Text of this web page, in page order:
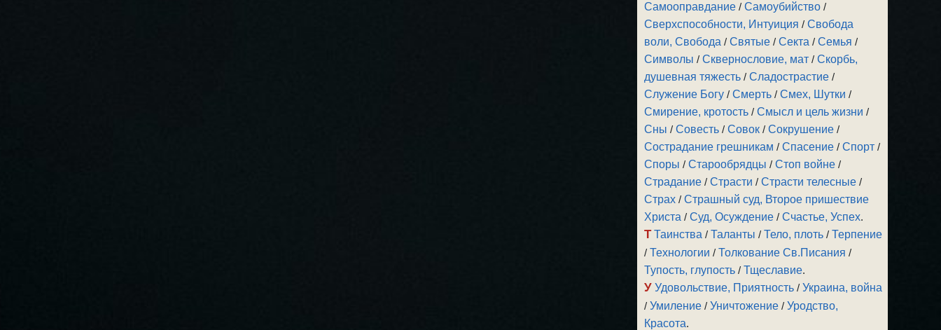
Самооправдание /Самоубийство /
Сверхспособности, Интуиция /Свобода
воли, Свобода /Святые /Секта /Семья /
Символы /Сквернословие, мат /Скорбь,
душевная тяжесть /Сладострастие /
Служение Богу /Смерть /Смех, Шутки /
Смирение, кротость /Смысл и цель жизни /
Сны /Совесть /Совок /Сокрушение /
Сострадание грешникам /Спасение /Спорт /
Споры /Старообрядцы /Стоп войне /
Страдание /Страсти /Страсти телесные /
Страх /Страшный суд, Второе пришествие
Христа /Суд, Осуждение /Счастье, Успех.
Т Таинства /Таланты /Тело, плоть /Терпение
/Технологии /Толкование Св.Писания /
Тупость, глупость /Тщеславие.
У Удовольствие, Приятность /Украина, война
/Умиление /Уничтожение /Уродство,
Красота.